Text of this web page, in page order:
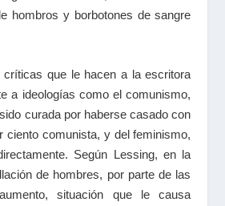
hombros y borbotones de sangre
críticas que le hacen a la escritora
a ideologías como el comunismo,
curada por haberse casado con
ciento comunista, y del feminismo,
Según Lessing, en la
de hombres, por parte de las
situación que le causa